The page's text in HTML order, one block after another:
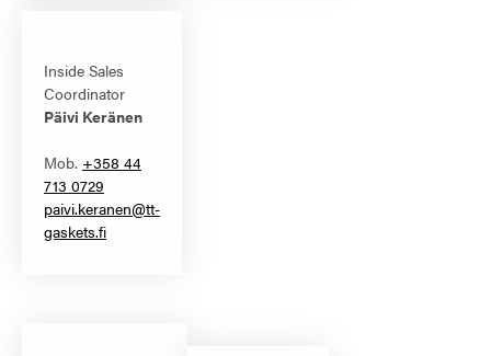
Inside Sales
Coordinator
Päivi Keränen
Mob. +358 44
713 0729
paivi.keranen@tt-
gaskets.fi